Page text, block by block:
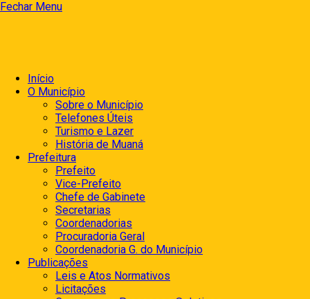
Fechar Menu
Início
O Município
Sobre o Município
Telefones Úteis
Turismo e Lazer
História de Muaná
Prefeitura
Prefeito
Vice-Prefeito
Chefe de Gabinete
Secretarias
Coordenadorias
Procuradoria Geral
Coordenadoria G. do Município
Publicações
Leis e Atos Normativos
Licitações